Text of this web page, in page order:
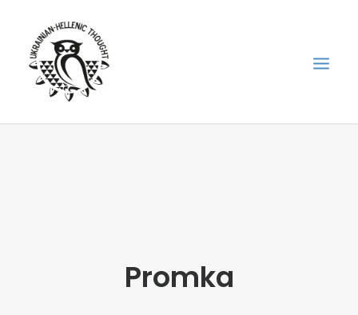
Promka